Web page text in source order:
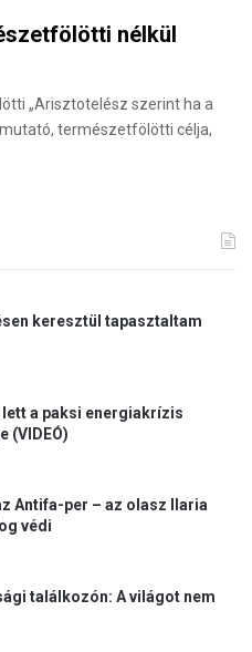
nélkül
„Arisztotelész szerint ha a
természetfölötti célja,
keresztül tapasztaltam
lett a paksi energiakrízis
(VIDEÓ)
Antifa-per – az olasz Ilaria
védi
találkozón: A világot nem